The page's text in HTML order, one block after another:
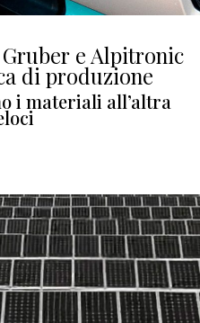
e Alpitronic
di produzione
i materiali all’altra